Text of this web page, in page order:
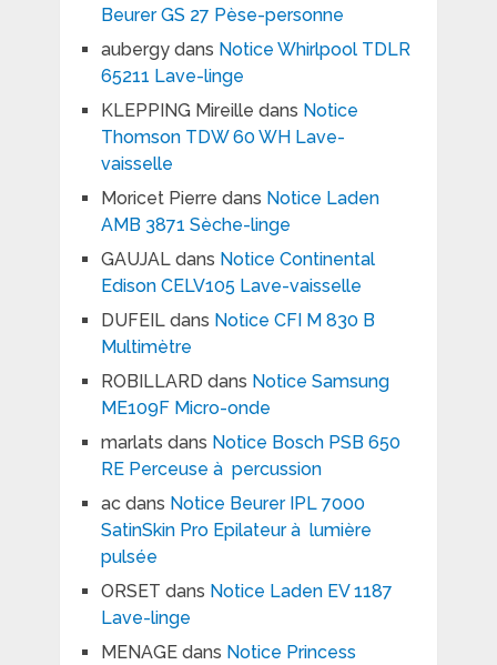
Beurer GS 27 Pèse-personne
aubergydans Notice Whirlpool TDLR
65211 Lave-linge
KLEPPING Mireille dans Notice
Thomson TDW 60 WH Lave-
vaisselle
Moricet Pierre dans Notice Laden
AMB 3871 Sèche-linge
GAUJALdans Notice Continental
Edison CELV105 Lave-vaisselle
DUFEILdans Notice CFI M 830 B
Multimètre
ROBILLARD dans Notice Samsung
ME109F Micro-onde
marlats dans Notice Bosch PSB 650
RE Perceuse à percussion
acdans Notice Beurer IPL 7000
SatinSkin Pro Epilateur à lumière
pulsée
ORSET dans Notice Laden EV 1187
Lave-linge
MENAGEdans Notice Princess